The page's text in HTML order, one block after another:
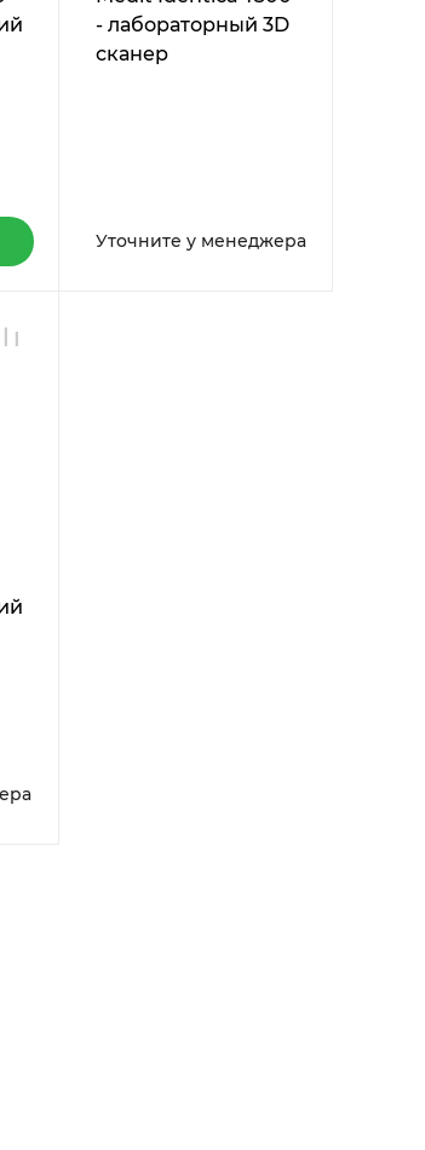
- лабораторный 3D
сканер
Уточните у менеджера